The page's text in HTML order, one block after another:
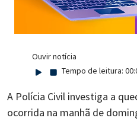
Ouvir notícia
Tempo de leitura:
A Polícia Civil investiga a
ocorrida na manhã de